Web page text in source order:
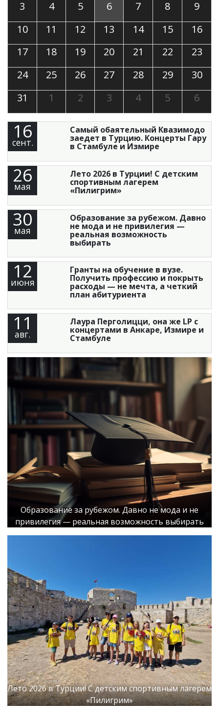
3 4 5 6 7 8
9
10
11 12 13 14 15
16
17
18 19 20 21 22
23
24
25 26 27 28 29
30
31
1 2 3 4 5 6
16
сент.
Самый обаятельный Квазимодо
заедет в Турцию. Концерты Гару
в Стамбуле и Измире
26
мая
Лето 2026 в Турции! С детским
спортивным лагерем
«Пилигрим»
30
мая
Образование за рубежом. Давно
не мода и не привилегия —
реальная возможность
выбирать
12
июня
Гранты на обучение в вузе.
Получить профессию и покрыть
расходы — не мечта, а четкий
план абитуриента
11
авг.
Лаура Перголицци, она же LP с
концертами в Анкаре, Измире и
Стамбуле
Образование за рубежом. Давно не мода и не
привилегия — реальная возможность выбирать
Лето 2026 в Турции! С детским спортивным лагерем
«Пилигрим»